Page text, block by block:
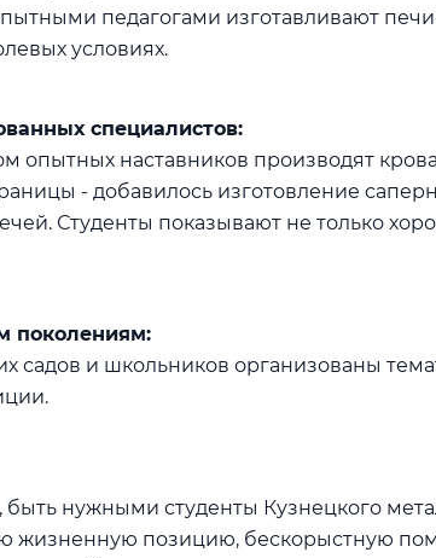
педагогами изготавливают
условиях.
специалистов:
опытных наставников производят
- добавилось изготовление
Студенты показывают не только
поколениям:
садов и школьников организованы
быть нужными студенты Кузнецкого
жизненную позицию, бескорыстную